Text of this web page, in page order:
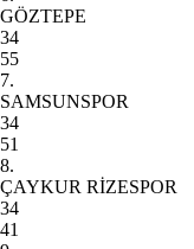
GÖZTEPE
34
55
7.
SAMSUNSPOR
34
51
8.
ÇAYKUR RİZESPOR
34
41